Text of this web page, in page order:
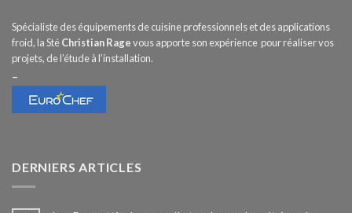
Spécialiste des équipements de cuisine professionnels et des applications
froid, la StéChristian Ragevous apporte son expérience pour réaliser vos
projets, de l’étude à l’installation.
–
DERNIERS ARTICLES